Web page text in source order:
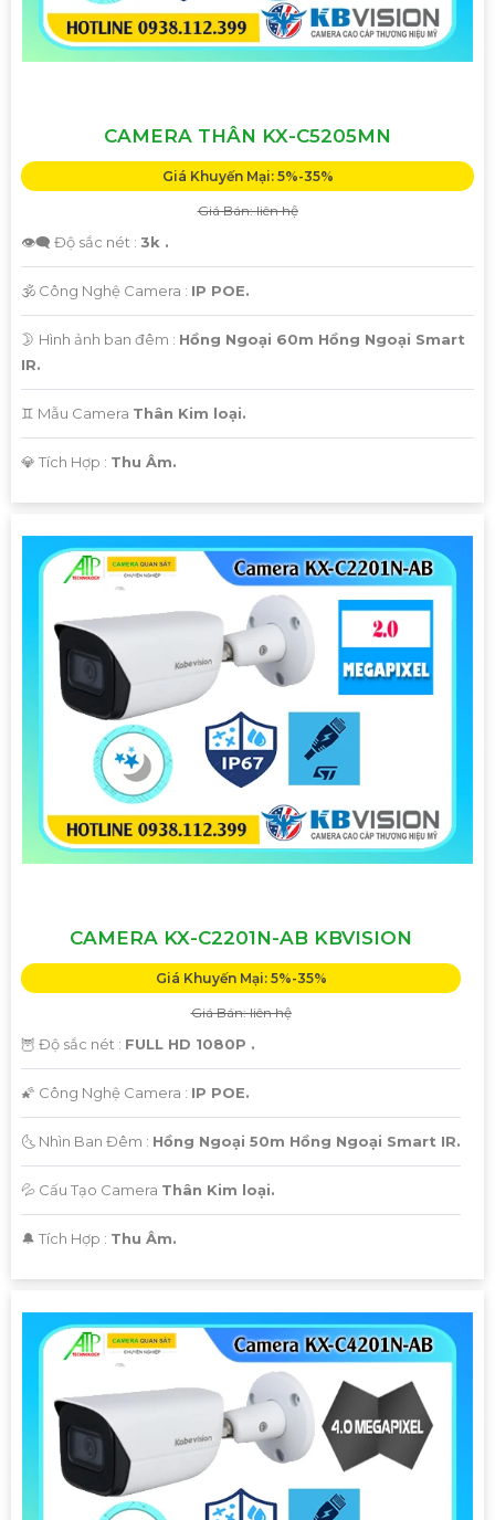
CAMERA THÂN KX-C5205MN
Giá Khuyến Mại: 5%-35%
Giá Bán: liên hệ
👁️‍🗨 Độ sắc nét : 3k .
🕉️ Công Nghệ Camera : IP POE.
🌛 Hình ảnh ban đêm : Hồng Ngoại 60m Hồng Ngoại Smart
IR.
♊ Mẫu Camera Thân Kim loại.
️💎 Tích Hợp : Thu Âm.
CAMERA KX-C2201N-AB KBVISION
Giá Khuyến Mại: 5%-35%
Giá Bán: liên hệ
🦉 Độ sắc nét : FULL HD 1080P .
🌠 Công Nghệ Camera : IP POE.
🌜 Nhìn Ban Đêm : Hồng Ngoại 50m Hồng Ngoại Smart IR.
💦 Cấu Tạo Camera Thân Kim loại.
️🔔 Tích Hợp : Thu Âm.